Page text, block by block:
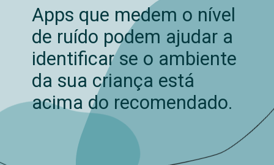
Apps que medem o nível
de ruído podem ajudar a
identificar se o ambiente
da sua criança está
acima do recomendado.